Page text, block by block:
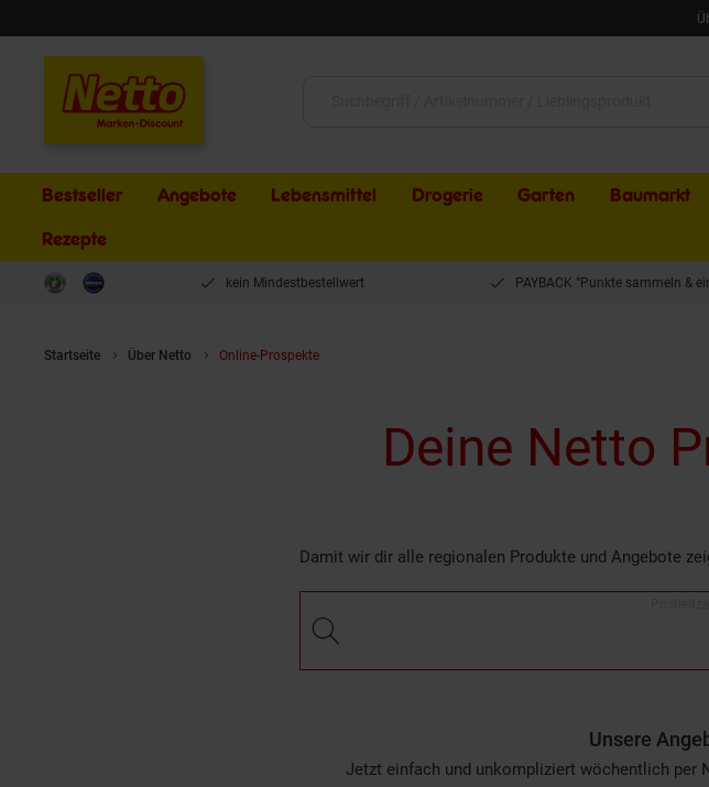
Bestseller Angebote Lebensmittel Drogerie Garten Baumarkt
Rezepte
kein Mindestbestellwert PAYBACK °Punkte sammeln &
Startseite Über Netto Online-Prospekte
Deine Netto
Damit wir dir alle regionalen Produkte und Angebote
Unsere
Jetzt einfach und unkompliziert wöchentlich per